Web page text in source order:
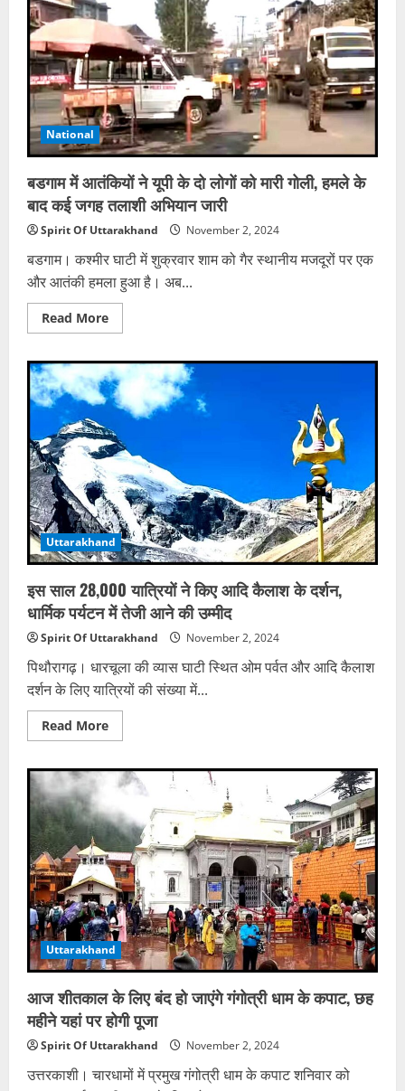
दुष्कर्म
का
केस,
उसको
ही
करना
पड़ा
गिरफ्तार…
शातिर
खेल
का
सच
जान
पुलिस
भी
सन्न
National
बडगाम में आतंकियों ने यूपी के दो लोगों को मारी गोली, हमले के
बाद कई जगह तलाशी अभियान जारी
Spirit Of Uttarakhand November 2, 2024
बडगाम। कश्मीर घाटी में शुक्रवार शाम को गैर स्थानीय मजदूरों पर एक
और आतंकी हमला हुआ है। अब...
Read MoreRead
more
में
आतंकियों
ने
यूपी
दो
लोगों
को
गोली,
हमले
के
बाद
कई
जगह
तलाशी
अभियान
जारी
Uttarakhand
इस साल 28,000 यात्रियों ने किए आदि कैलाश के दर्शन,
धार्मिक पर्यटन में तेजी आने की उम्मीद
Spirit Of Uttarakhand November 2, 2024
पिथौरागढ़। धारचूला की व्यास घाटी स्थित ओम पर्वत और आदि कैलाश
दर्शन के लिए यात्रियों की संख्या में...
Read MoreRead
more
साल
28,000
यात्रियों
ने
किए
आदि
कैलाश
के
दर्शन,
धार्मिक
पर्यटन
में
तेजी
आने
की
उम्मीद
Uttarakhand
आज शीतकाल के लिए बंद हो जाएंगे गंगोत्री धाम के कपाट, छह
महीने यहां पर होगी पूजा
Spirit Of Uttarakhand November 2, 2024
उत्तरकाशी। चारधामों में प्रमुख गंगोत्री धाम के कपाट शनिवार को